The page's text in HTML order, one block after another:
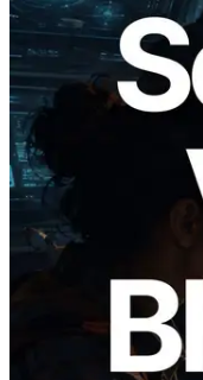
2026.05.24
Validators
Analyzer'ı
Üretim Süresi
Görselleştirmesi
Bu makaleyi oku
Daha fazla yükle